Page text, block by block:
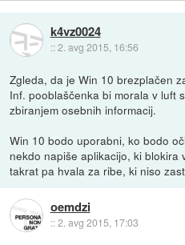
k4vz0024
::2. avg 2015, 16:56
Zgleda, da je Win 10 brezplačen
Inf. pooblaščenka bi morala v luft
zbiranjem osebnih informacij.
Win 10 bodo uporabni, ko bodo
nekdo napiše aplikacijo, ki blokira
takrat pa hvala za ribe, ki niso
oemdzi
::2. avg 2015, 17:03